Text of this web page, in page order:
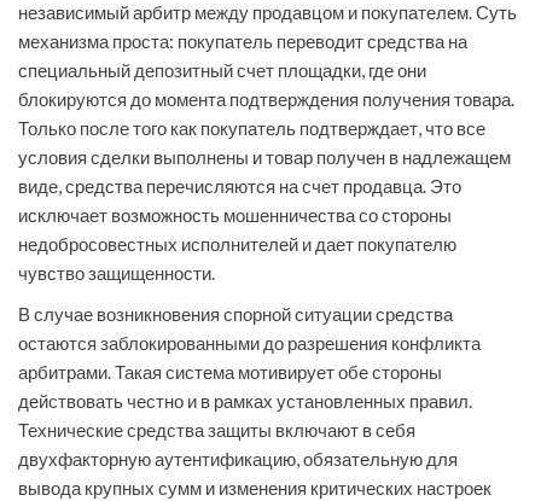
независимый арбитр между продавцом и покупателем. Суть
механизма проста: покупатель переводит средства на
специальный депозитный счет площадки, где они
блокируются до момента подтверждения получения товара.
Только после того как покупатель подтверждает, что все
условия сделки выполнены и товар получен в надлежащем
виде, средства перечисляются на счет продавца. Это
исключает возможность мошенничества со стороны
недобросовестных исполнителей и дает покупателю
чувство защищенности.
В случае возникновения спорной ситуации средства
остаются заблокированными до разрешения конфликта
арбитрами. Такая система мотивирует обе стороны
действовать честно и в рамках установленных правил.
Технические средства защиты включают в себя
двухфакторную аутентификацию, обязательную для
вывода крупных сумм и изменения критических настроек